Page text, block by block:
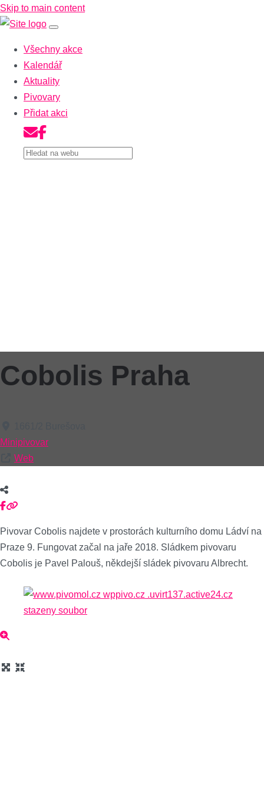
Skip to main content
Všechny akce
Kalendář
Aktuality
Pivovary
Přidat akci
Cobolis Praha
Minipivovar
Web
Pivovar Cobolis najdete v prostorách kulturního domu Ládví na
Praze 9. Fungovat začal na jaře 2018. Sládkem pivovaru
Cobolis je Pavel Palouš, někdejší sládek pivovaru Albrecht.